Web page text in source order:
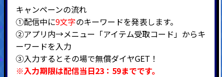
キャンペーンの流れ
①配信中に9文字のキーワードを発表します。
②アプリ内→メニュー「アイテム受取コード」からキ
ーワードを入力
③入力するとその場で無償ダイヤGET！
※入力期限は配信当日23：59までです。